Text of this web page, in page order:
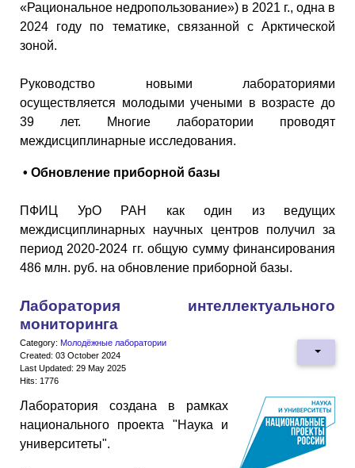
«Рациональное недропользование») в 2021 г., одна в
2024 году по тематике, связанной с Арктической
зоной.
Руководство новыми лабораториями
осуществляется молодыми учеными в возрасте до
39 лет. Многие лаборатории проводят
междисциплинарные исследования.
• Обновление приборной базы
ПФИЦ УрО РАН как один из ведущих
междисциплинарных научных центров получил за
период 2020-2024 гг. общую сумму финансирования
486 млн. руб. на обновление приборной базы.
Лаборатория интеллектуального
мониторинга
Category: Молодёжные лаборатории
Created: 03 October 2024
Last Updated: 29 May 2025
Hits: 1776
Лаборатория создана в рамках
национального проекта "Наука и
университеты".